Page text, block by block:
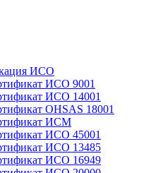
ИСО
ИСО 9001
ИСО 14001
OHSAS 18001
ИСМ
ИСО 45001
ИСО 13485
ИСО 16949